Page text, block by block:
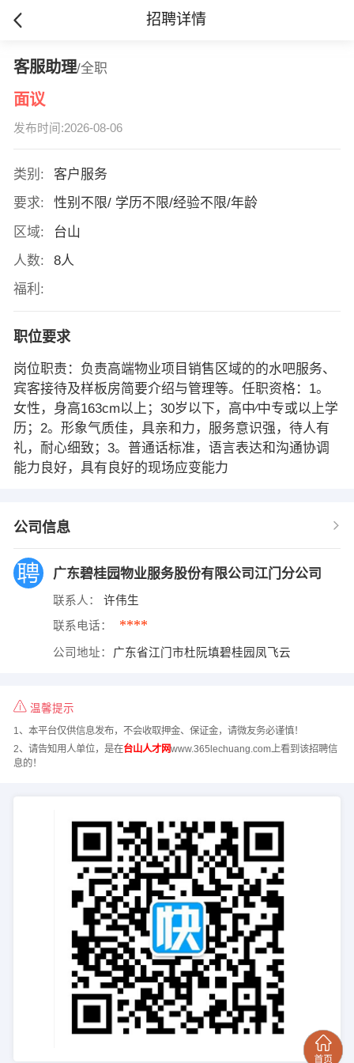
招聘详情
客服助理/全职
面议
发布时间:2026-08-06
类别:
客户服务
要求:
性别不限/ 学历不限/经验不限/年龄
区域:
台山
人数:
8人
福利:
职位要求
岗位职责：负责高端物业项目销售区域的的水吧服务、
宾客接待及样板房简要介绍与管理等。任职资格：1。
女性，身高163cm以上；30岁以下，高中∕中专或以上学
历；2。形象气质佳，具亲和力，服务意识强，待人有
礼，耐心细致；3。普通话标准，语言表达和沟通协调
能力良好，具有良好的现场应变能力
公司信息
广东碧桂园物业服务股份有限公司江门分公司
联系人： 许伟生
联系电话： ****
公司地址： 广东省江门市杜阮填碧桂园凤飞云
温馨提示
1、本平台仅供信息发布，不会收取押金、保证金，请微友务必谨慎！
2、请告知用人单位，是在台山人才网www.365lechuang.com上看到该招聘信
息的！